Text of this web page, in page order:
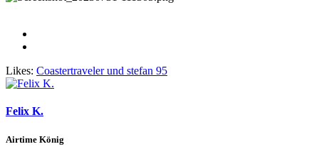
Likes: Coastertravelerund stefan 95
Felix K.
Airtime König